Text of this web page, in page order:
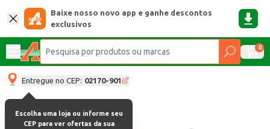
Baixe nosso novo app e ganhe descontos
exclusivos
0
Entregue no CEP: 02170-901
Escolha uma loja ou informe seu
CEP para ver ofertas da sua